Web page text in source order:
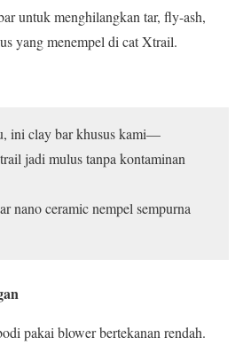
untuk menghilangkan tar, fly-ash,
yang menempel di cat Xtrail.
ini clay bar khusus kami—
jadi mulus tanpa kontaminan
nano ceramic nempel sempurna
pakai blower bertekanan rendah.